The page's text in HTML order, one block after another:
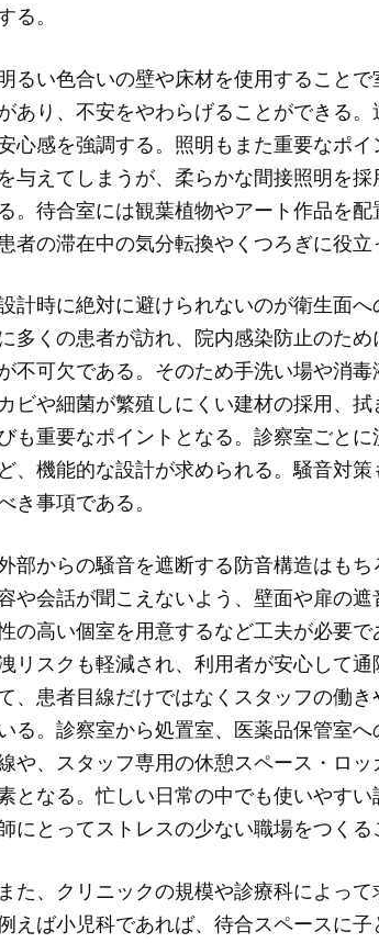
る。
るい色合いの壁や床材を使用すること
あり、不安をやわらげることができる
心感を強調する。照明もまた重要なポ
を与えてしまうが、柔らかな間接照明を
る。待合室には観葉植物やアート作品を
者の滞在中の気分転換やくつろぎに役立
計時に絶対に避けられないのが衛生面
多くの患者が訪れ、院内感染防止のた
不可欠である。そのため手洗い場や消
カビや細菌が繁殖しにくい建材の採用、
も重要なポイントとなる。診察室ごと
ど、機能的な設計が求められる。騒音対
き事項である。
部からの騒音を遮断する防音構造はも
や会話が聞こえないよう、壁面や扉の
の高い個室を用意するなど工夫が必要
リスクも軽減され、利用者が安心して
、患者目線だけではなくスタッフの働
る。診察室から処置室、医薬品保管室
や、スタッフ専用の休憩スペース・ロ
となる。忙しい日常の中でも使いやす
にとってストレスの少ない職場をつくる
また、クリニックの規模や診療科によって
えば小児科であれば、待合スペースに